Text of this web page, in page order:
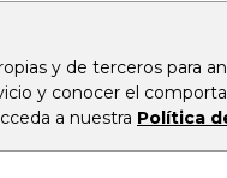
y de terceros para
y conocer el
a nuestra Política
firmasdeabogados.com
rcnradio.com